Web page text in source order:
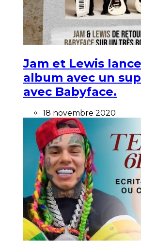
Jam et Lewis
album avec un
avec Babyface.
18 novembre 2020